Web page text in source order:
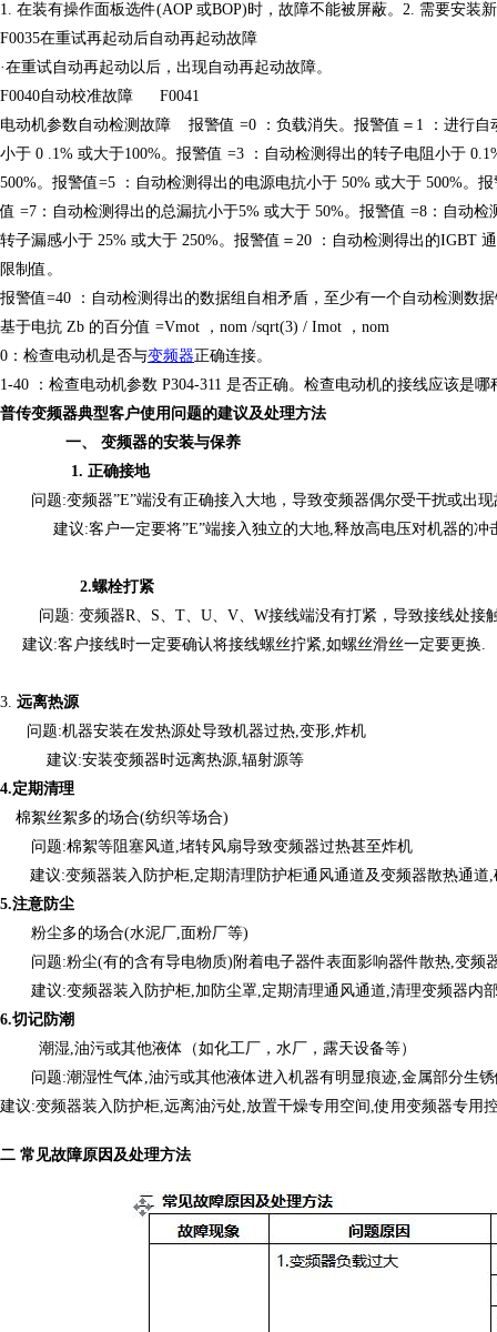
1. 在装有操作面板选件(AOP 或BOP)时，故障不能被屏蔽。2. 需要安装
F0035在重试再起动后自动再起动故障
·在重试自动再起动以后，出现自动再起动故障。
F0040自动校准故障
F0041
电动机参数自动检测故障
报警值 =0 ：负载消失。报警值＝1 ：进行
小于 0 .1% 或大于100%。报警值 =3 ：自动检测得出的转子电阻小于
500%。报警值=5 ：自动检测得出的电源电抗小于 50% 或大于 500%。
值 =7：自动检测得出的总漏抗小于5% 或大于 50%。报警值 =8：自动
转子漏感小于 25% 或大于 250%。报警值＝20 ：自动检测得出的IGBT
限制值。
报警值=40 ：自动检测得出的数据组自相矛盾，至少有一个自动检测数
基于电抗 Zb 的百分值 =Vmot ，nom /sqrt(3) / Imot ，nom
0：检查电动机是否与变频器正确连接。
1-40 ：检查电动机参数 P304-311 是否正确。检查电动机的接线应该是
普传变频器典型客户使用问题的建议及处理方法
一、 变频器的安装与保养
1. 正确接地
问题:变频器”E”端没有正确接入大地，导致变频器偶尔受干扰或出
建议:客户一定要将”E”端接入独立的大地,释放高电压对机器的
2.螺栓打紧
问题: 变频器R、S、T、U、V、W接线端没有打紧，导致接线处接
建议:客户接线时一定要确认将接线螺丝拧紧,如螺丝滑丝一定要更换.
3. 远离热源
问题:机器安装在发热源处导致机器过热,变形,炸机
建议:安装变频器时远离热源,辐射源等
4.定期清理
棉絮丝絮多的场合(纺织等场合)
问题:棉絮等阻塞风道,堵转风扇导致变频器过热甚至炸机
建议:变频器装入防护柜,定期清理防护柜通风通道及变频器散热通道
5.注意防尘
粉尘多的场合(水泥厂,面粉厂等)
问题:粉尘(有的含有导电物质)附着电子器件表面影响器件散热,变频
建议:变频器装入防护柜,加防尘罩,定期清理通风通道,清理变频器内
6.切记防潮
潮湿,油污或其他液体（如化工厂，水厂， 露天设备等）
问题:潮湿性气体,油污或其他液体进入机器有明显痕迹,金属部分生
建议:变频器装入防护柜,远离油污处,放置干燥专用空间,使用变频器专用
二 常见故障原因及处理方法